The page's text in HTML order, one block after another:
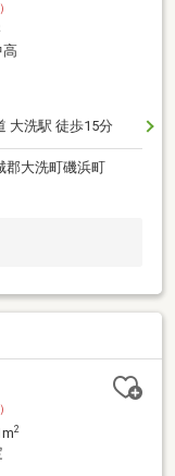
大洗駅 徒歩15分
郡大洗町磯浜町
2